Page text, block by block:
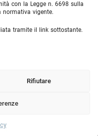
con la Legge n. 6698 sulla
normativa vigente.
tramite il link sottostante.
Rifiutare
Reserved.